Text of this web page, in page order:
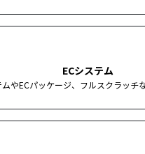
ECシステム
やECパッケージ、フルスクラッチ